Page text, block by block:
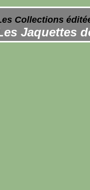
Collections
Jaquettes